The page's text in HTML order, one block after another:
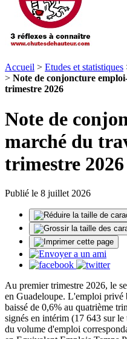
Accueil > Etudes et statistiques
> Note de conjoncture
trimestre 2026
Note de
marché du
trimestre 2026
Publié le 8 juillet 2026
Au premier trimestre 2026, le
en Guadeloupe. L'emploi privé
baissé de 0,6% au quatrième
signés en intérim (17 643 sur
du volume d'emploi